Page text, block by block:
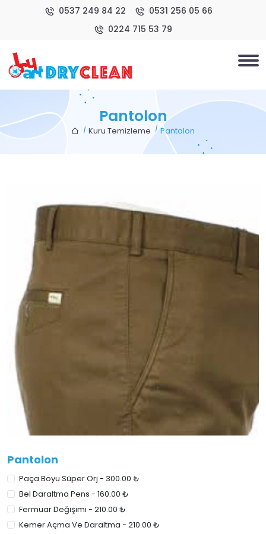
0537 249 84 22
0531 256 05 66
0224 715 53 79
Pantolon
Kuru Temizleme Pantolon
Pantolon
Paça Boyu Süper Orj - 300.00 ₺
Bel Daraltma Pens - 160.00 ₺
Fermuar Değişimi - 210.00 ₺
Kemer Açma Ve Daraltma - 210.00 ₺